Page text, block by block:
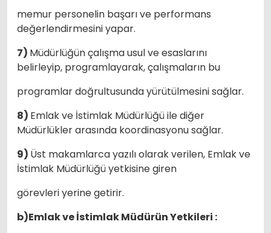
memur personelin başarı ve performans
değerlendirmesini yapar.
7) Müdürlüğün çalışma usul ve esaslarını
belirleyip, programlayarak, çalışmaların bu
programlar doğrultusunda yürütülmesini sağlar.
8) Emlak ve İstimlak Müdürlüğü ile diğer
Müdürlükler arasında koordinasyonu sağlar.
9) Üst makamlarca yazılı olarak verilen, Emlak ve
İstimlak Müdürlüğü yetkisine giren
görevleri yerine getirir.
b)Emlak ve İstimlak Müdürün Yetkileri :